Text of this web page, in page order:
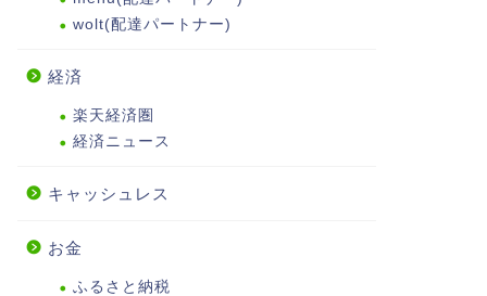
wolt(配達パートナー)
経済
楽天経済圏
経済ニュース
キャッシュレス
お金
ふるさと納税